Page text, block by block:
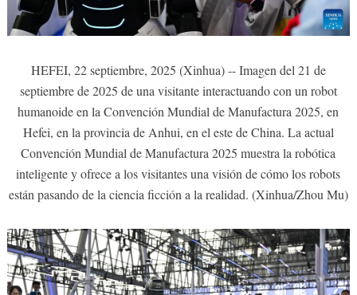
HEFEI, 22 septiembre, 2025 (Xinhua) -- Imagen del 21 de
septiembre de 2025 de una visitante interactuando con un robot
humanoide en la Convención Mundial de Manufactura 2025, en
Hefei, en la provincia de Anhui, en el este de China. La actual
Convención Mundial de Manufactura 2025 muestra la robótica
inteligente y ofrece a los visitantes una visión de cómo los robots
están pasando de la ciencia ficción a la realidad. (Xinhua/Zhou Mu)